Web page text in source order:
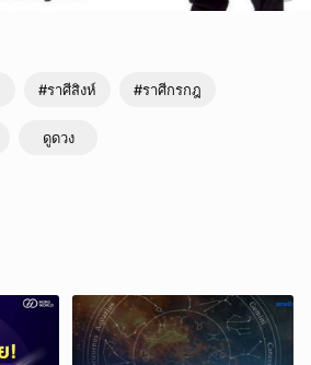
#ราศีสิงห์ #ราศีกรกฎ
ดูดวง